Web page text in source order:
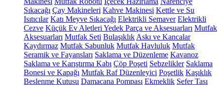
Sıkacağı Çay Makineleri Kahve Makinesi Kettle ve Su
Isıtıcılar Katı Meyve Sıkacağı Elektrikli Semaver Elektrikli
Cezve Küçük Ev Aletleri Yedek Parça ve Aksesuarları Mutfak
Aksesuarları Mutfak Seti Bulaşıklık Askı ve Kancalar
Kaydırmaz Mutfak Sabunluk Mutfak Havluluk Mutfak
Seramik ve Fayansları Saklama ve Düzenleme Kavanoz
Saklama ve Karıştırma Kabı Çöp Poşeti Sebzelikler Saklama
Bonesi ve Kapağı Mutfak Raf Düzenleyici Poşetlik Kaşıklık
Beslenme Kutusu Damacana Pompası Ekmeklik Sefer Tası